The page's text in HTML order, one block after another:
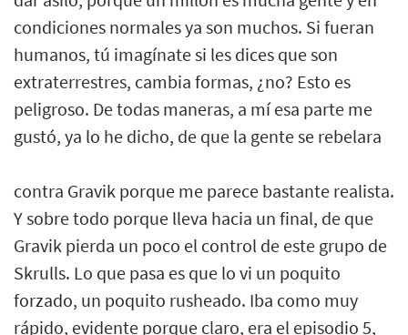
condiciones normales ya son muchos. Si fueran
humanos, tú imagínate si les dices que son
extraterrestres, cambia formas, ¿no? Esto es
peligroso. De todas maneras, a mí esa parte me
gustó, ya lo he dicho, de que la gente se rebelara
contra Gravik porque me parece bastante realista.
Y sobre todo porque lleva hacia un final, de que
Gravik pierda un poco el control de este grupo de
Skrulls. Lo que pasa es que lo vi un poquito
forzado, un poquito rusheado. Iba como muy
rápido, evidente porque claro, era el episodio 5,